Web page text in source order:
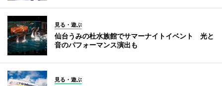
見る・遊ぶ
仙台うみの杜水族館でサマーナイトイベント 光と
音のパフォーマンス演出も
見る・遊ぶ